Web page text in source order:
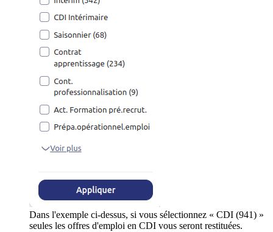
Dans l'exemple ci-dessus, si vous sélectionnez « CDI (941) »
seules les offres d'emploi en CDI vous seront restituées.